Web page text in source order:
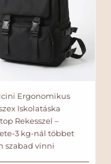
Ergonomikus
Iskolatáska
Rekesszel –
3 kg-nál többet
szabad vinni